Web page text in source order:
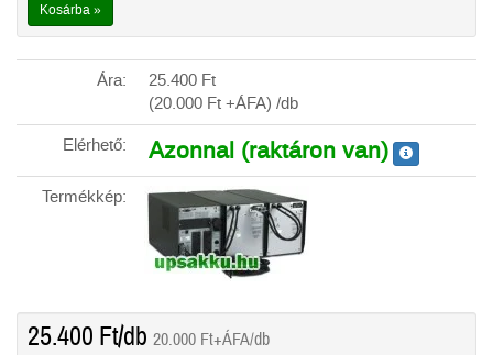
Kosárba »
Ára: 25.400 Ft
(20.000 Ft +ÁFA) /db
Elérhető:
Azonnal (raktáron van)
Termékkép:
25.400 Ft/db 20.000 Ft+ÁFA/db